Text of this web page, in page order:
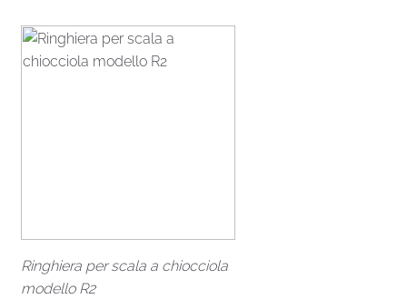
Ringhiera per scala a chiocciola
modello R2